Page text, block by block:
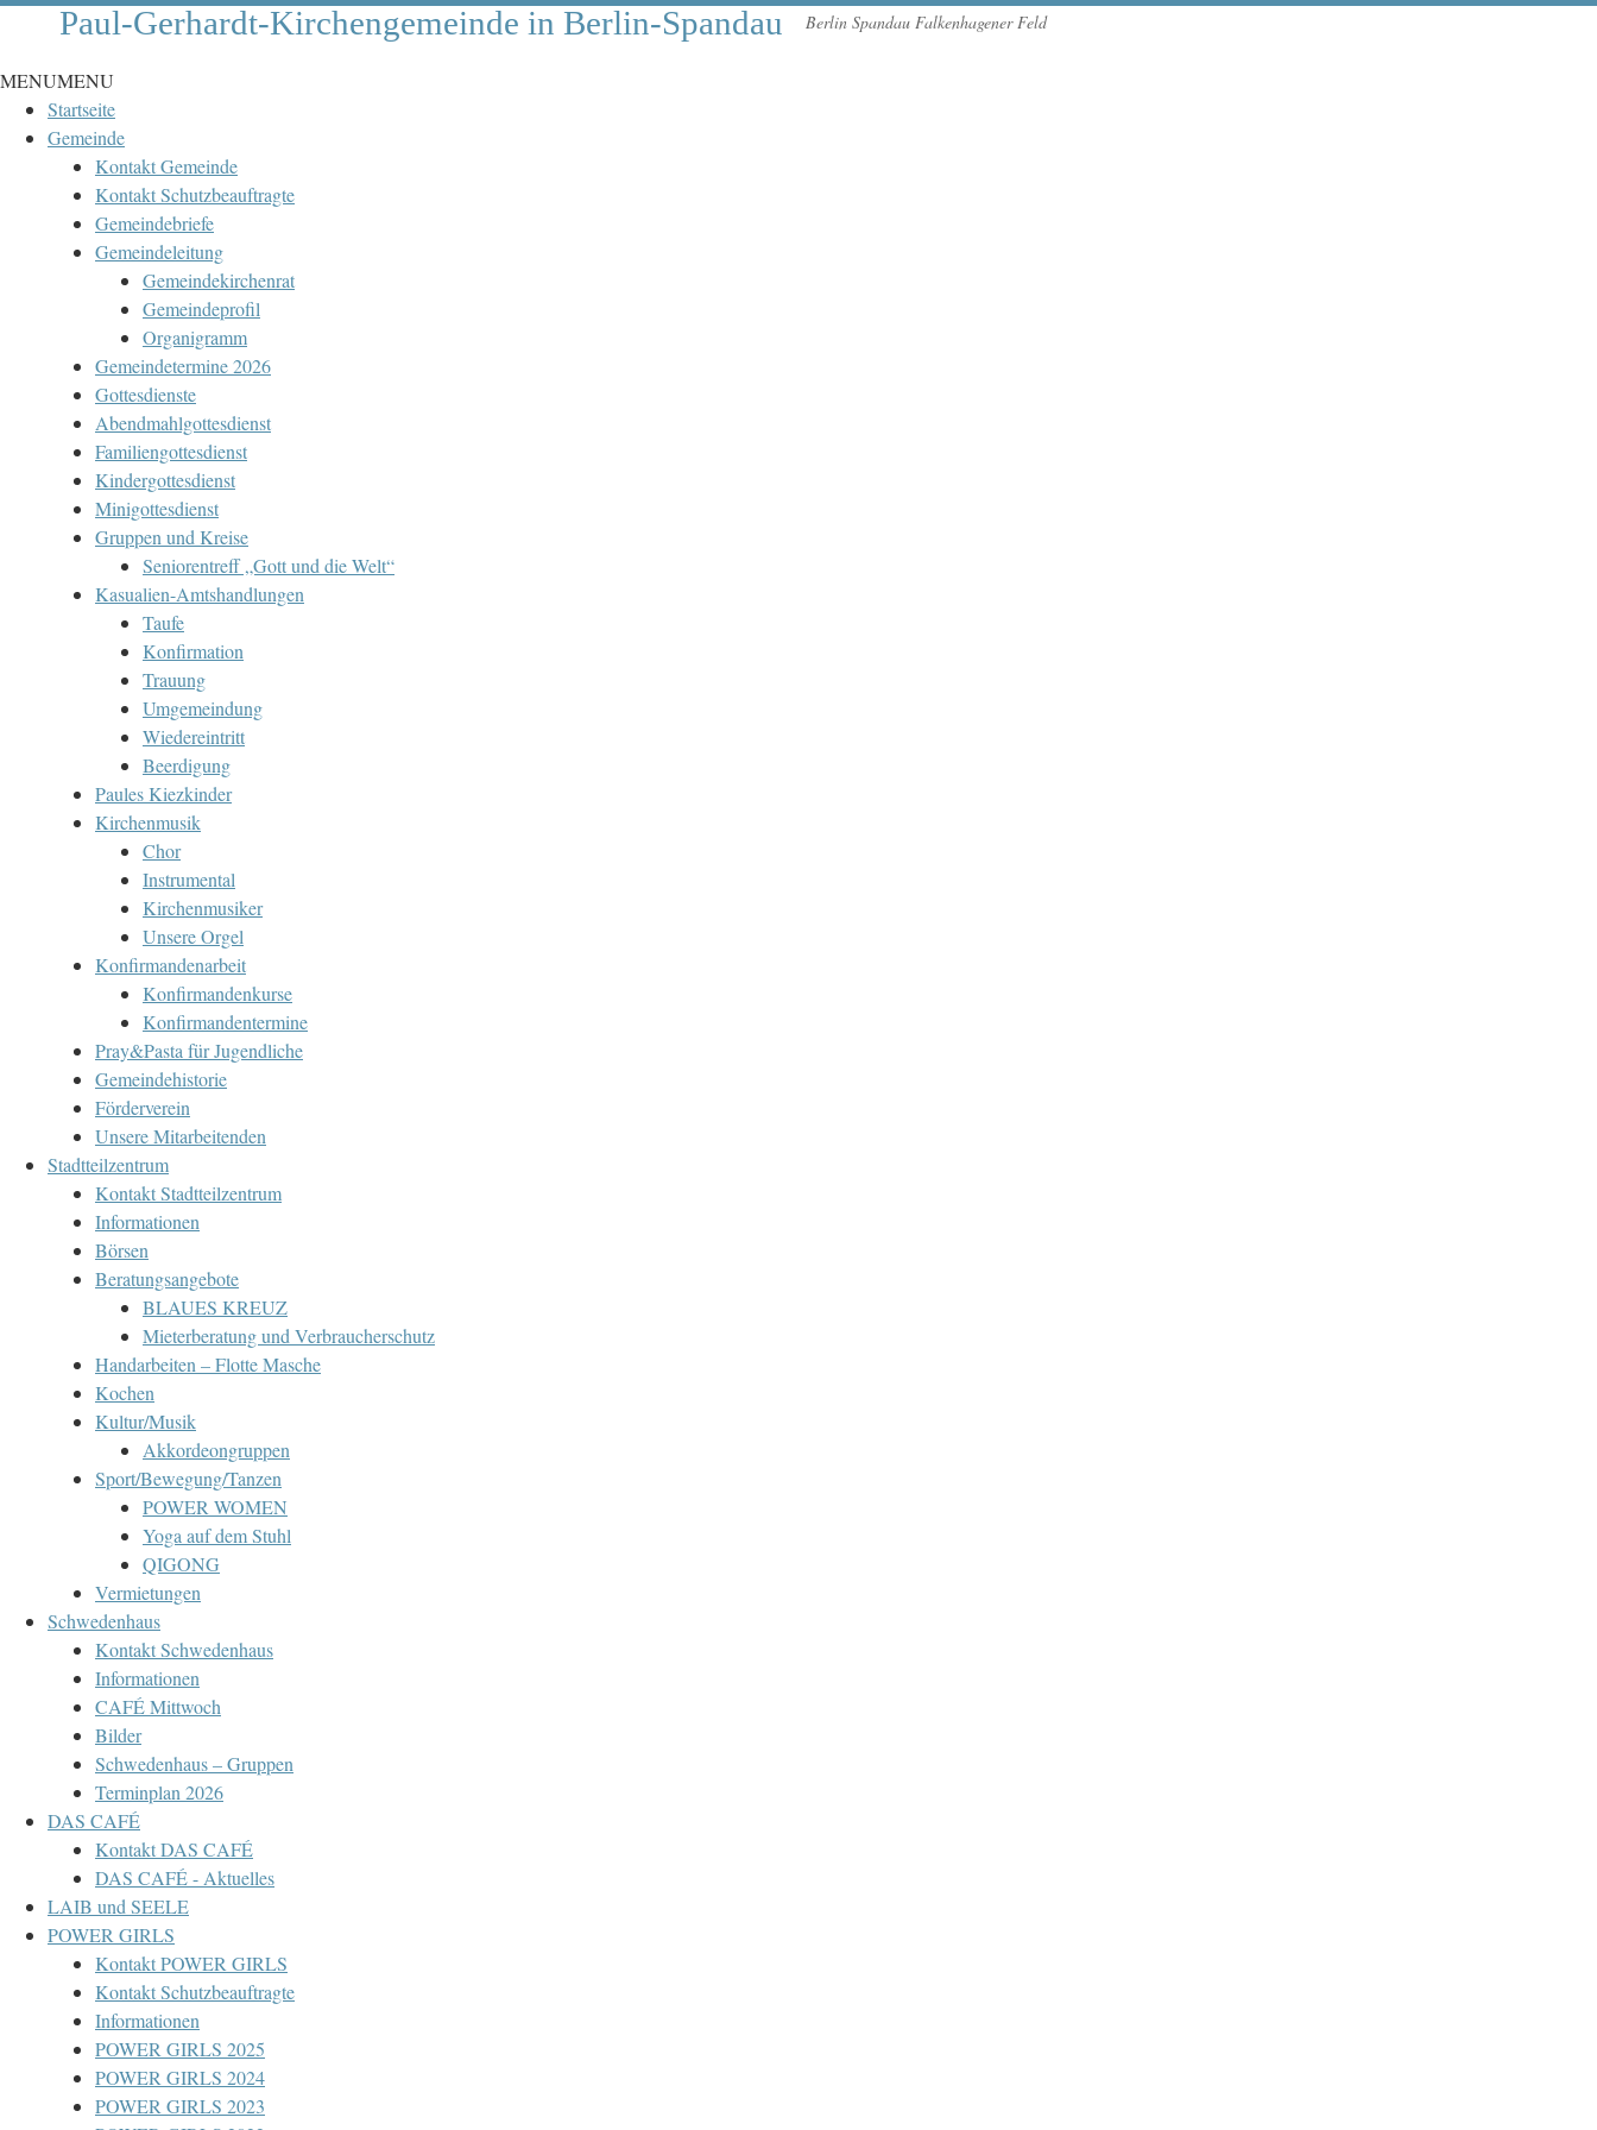
Paul-Gerhardt-Kirchengemeinde in Berlin-Spandau Berlin Spandau Falkenhagener Feld
MENUMENU
Startseite
Gemeinde
Kontakt Gemeinde
Kontakt Schutzbeauftragte
Gemeindebriefe
Gemeindeleitung
Gemeindekirchenrat
Gemeindeprofil
Organigramm
Gemeindetermine 2026
Gottesdienste
Abendmahlgottesdienst
Familiengottesdienst
Kindergottesdienst
Minigottesdienst
Gruppen und Kreise
Seniorentreff „Gott und die Welt“
Kasualien-Amtshandlungen
Taufe
Konfirmation
Trauung
Umgemeindung
Wiedereintritt
Beerdigung
Paules Kiezkinder
Kirchenmusik
Chor
Instrumental
Kirchenmusiker
Unsere Orgel
Konfirmandenarbeit
Konfirmandenkurse
Konfirmandentermine
Pray&Pasta für Jugendliche
Gemeindehistorie
Förderverein
Unsere Mitarbeitenden
Stadtteilzentrum
Kontakt Stadtteilzentrum
Informationen
Börsen
Beratungsangebote
BLAUES KREUZ
Mieterberatung und Verbraucherschutz
Handarbeiten – Flotte Masche
Kochen
Kultur/Musik
Akkordeongruppen
Sport/Bewegung/Tanzen
POWER WOMEN
Yoga auf dem Stuhl
QIGONG
Vermietungen
Schwedenhaus
Kontakt Schwedenhaus
Informationen
CAFÉ Mittwoch
Bilder
Schwedenhaus – Gruppen
Terminplan 2026
DAS CAFÉ
Kontakt DAS CAFÉ
DAS CAFÉ - Aktuelles
LAIB und SEELE
POWER GIRLS
Kontakt POWER GIRLS
Kontakt Schutzbeauftragte
Informationen
POWER GIRLS 2025
POWER GIRLS 2024
POWER GIRLS 2023